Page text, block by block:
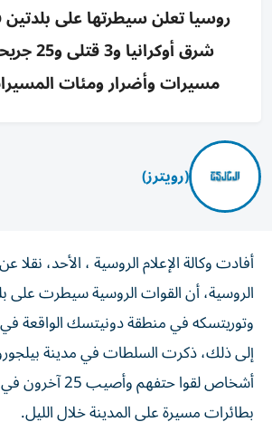
روسيا تعلن سيطرتها على
شرق
مسيرات وأضرار ومئات
(رويترز)
أفادت وكالة ​الإعلام ⁠الروسية ، الأحد، نقلا
الروسية، ⁠أن القوات الروسية سيطرت على
​وتوريتسكه في ‌منطقة دونيتسك الواقعة
إلى ذلك، ذكرت السلطات في مدينة
أشخاص لقوا حتفهم
بطائرات ‌مسيرة على المدينة خلال الليل.